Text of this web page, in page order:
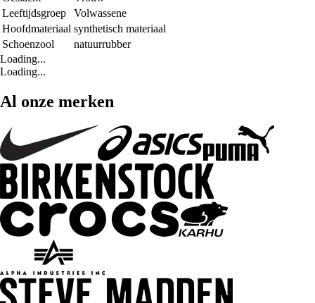
Leeftijdsgroep
Volwassene
Hoofdmateriaal synthetisch materiaal
Schoenzool
natuurrubber
Loading...
Loading...
Al onze merken